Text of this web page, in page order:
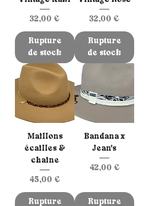
Prix
32,00 €
Rupture
de stock
Prix
32,00 €
Rupture
de stock
Maillons
écailles &
chaine
Prix
45,00 €
Rupture
Bandana x
Jean's
Prix
42,00 €
Rupture